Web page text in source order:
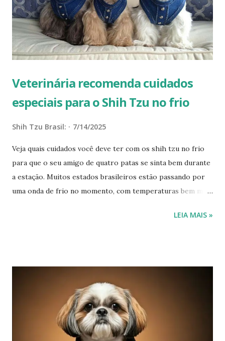
saber que shih tzu sente frio de uma forma diferente da
nossa. Isso significa que nem sempre quando sentimos frio,
os nossos companheiros caninos vão estar com frio
também. É precis...
Veterinária recomenda cuidados
especiais para o Shih Tzu no frio
Shih Tzu Brasil: 7/14/2025
Veja quais cuidados você deve ter com os shih tzu no frio
para que o seu amigo de quatro patas se sinta bem durante
a estação. Muitos estados brasileiros estão passando por
uma onda de frio no momento, com temperaturas bem mais
tomam certas medidas para se proteger, como usar roupas
fiquem protegidos e o seu bem-estar se mantenha. Veja
quais cuidados você deve ter com os shih tzu no frio A
primeira coisa a fazer é manter o shih tzu em casa nos dias
mais frios, evitando correntes de ar, principalmente se ele
LEIA MAIS »